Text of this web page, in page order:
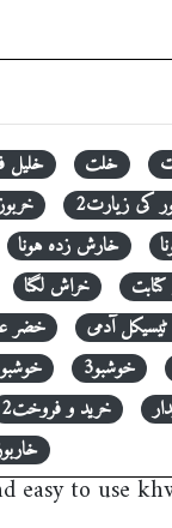
خلیل خلت
کی زیارت2
خارش زدہ ہونا
خراش لگنا
خضر آدمی
خوشبو2 خوشبو3
خرید و فروخت2